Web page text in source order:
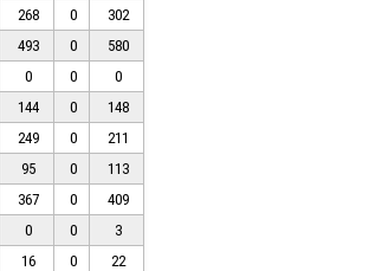
268 0
302
493 0
580
0 0
0
144 0
148
249 0
211
95 0
113
367 0
409
0 0
3
16 0
22